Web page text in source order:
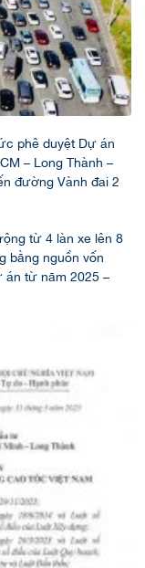
phê duyệt Dự án
– Long Thành –
đường Vành đai 2
từ 4 làn xe lên 8
bằng nguồn vốn
án từ năm 2025 –